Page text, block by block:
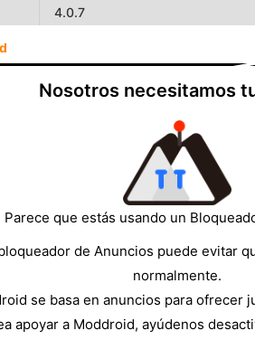
4.0.7
Nosotros necesitamos
Parece que estás usando un
de Anuncios puede evitar
normalmente.
se basa en anuncios para ofrecer
apoyar a Moddroid, ayúdenos